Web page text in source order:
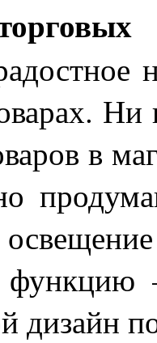
Ни
в
дизайн